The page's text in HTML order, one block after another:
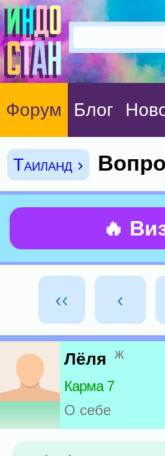
Форум Блог
Таиланд ›
🔥
‹‹ ‹
Лёля ж
Карма 7
О себе